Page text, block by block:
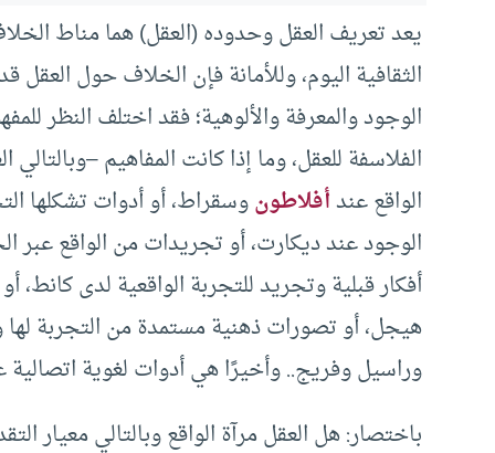
يعد تعريف العقل وحدوده (العقل) هما مناط
الثقافية اليوم، وللأمانة فإن الخلاف حول
الوجود والمعرفة والألوهية؛ فقد اختلف النظر
الفلاسفة للعقل، وما إذا كانت المفاهيم
الواقع عندأفلاطونوسقراط، أو أدوات تشكلها
الوجود عند ديكارت، أو تجريدات من الواقع
أفكار قبلية وتجريد للتجربة الواقعية لدى كانط،
هيجل، أو تصورات ذهنية مستمدة من التجربة
وراسيل وفريج.. وأخيرًا هي أدوات لغوية
باختصار: هل العقل مرآة الواقع وبالتالي معيار